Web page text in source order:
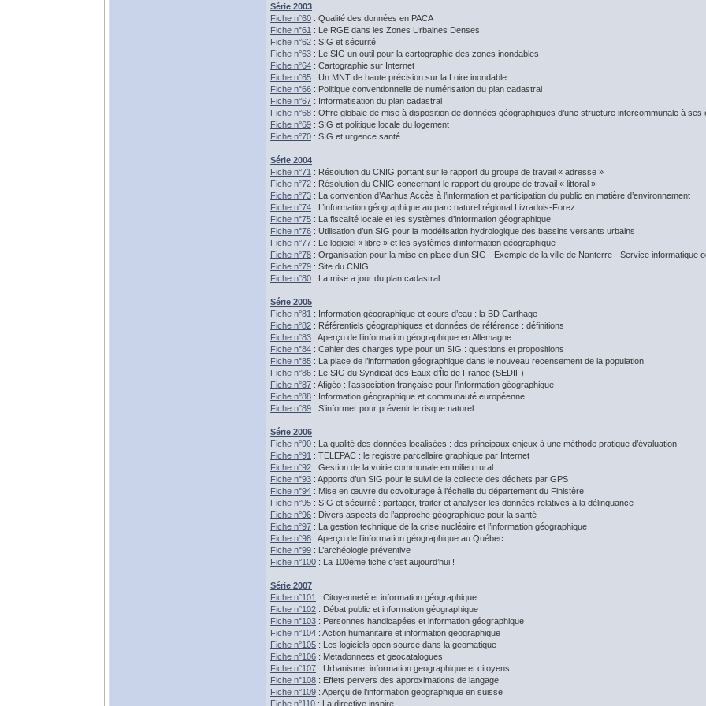
Série 2003
Fiche n°60 : Qualité des données en PACA
Fiche n°61 : Le RGE dans les Zones Urbaines Denses
Fiche n°62 : SIG et sécurité
Fiche n°63 : Le SIG un outil pour la cartographie des zones inondables
Fiche n°64 : Cartographie sur Internet
Fiche n°65 : Un MNT de haute précision sur la Loire inondable
Fiche n°66 : Politique conventionnelle de numérisation du plan cadastral
Fiche n°67 : Informatisation du plan cadastral
Fiche n°68 : Offre globale de mise à disposition de données géographiques d’une structure intercommunale à
Fiche n°69 : SIG et politique locale du logement
Fiche n°70 : SIG et urgence santé
Série 2004
Fiche n°71 : Résolution du CNIG portant sur le rapport du groupe de travail « adresse »
Fiche n°72 : Résolution du CNIG concernant le rapport du groupe de travail « littoral »
Fiche n°73 : La convention d’Aarhus Accès à l’information et participation du public en matière d’environnement
Fiche n°74 : L’information géographique au parc naturel régional Livradois-Forez
Fiche n°75 : La fiscalité locale et les systèmes d’information géographique
Fiche n°76 : Utilisation d’un SIG pour la modélisation hydrologique des bassins versants urbains
Fiche n°77 : Le logiciel « libre » et les systèmes d’information géographique
Fiche n°78 : Organisation pour la mise en place d’un SIG - Exemple de la ville de Nanterre - Service informatique
Fiche n°79 : Site du CNIG
Fiche n°80 : La mise a jour du plan cadastral
Série 2005
Fiche n°81 : Information géographique et cours d’eau : la BD Carthage
Fiche n°82 : Référentiels géographiques et données de référence : définitions
Fiche n°83 : Aperçu de l’information géographique en Allemagne
Fiche n°84 : Cahier des charges type pour un SIG : questions et propositions
Fiche n°85 : La place de l’information géographique dans le nouveau recensement de la population
Fiche n°86 : Le SIG du Syndicat des Eaux d’Île de France (SEDIF)
Fiche n°87 : Afigéo : l’association française pour l’information géographique
Fiche n°88 : Information géographique et communauté européenne
Fiche n°89 : S’informer pour prévenir le risque naturel
Série 2006
Fiche n°90 : La qualité des données localisées : des principaux enjeux à une méthode pratique d’évaluation
Fiche n°91 : TELEPAC : le registre parcellaire graphique par Internet
Fiche n°92 : Gestion de la voirie communale en milieu rural
Fiche n°93 : Apports d’un SIG pour le suivi de la collecte des déchets par GPS
Fiche n°94 : Mise en œuvre du covoiturage à l’échelle du département du Finistère
Fiche n°95 : SIG et sécurité : partager, traiter et analyser les données relatives à la délinquance
Fiche n°96 : Divers aspects de l’approche géographique pour la santé
Fiche n°97 : La gestion technique de la crise nucléaire et l’information géographique
Fiche n°98 : Aperçu de l’information géographique au Québec
Fiche n°99 : L’archéologie préventive
Fiche n°100 : La 100ème fiche c’est aujourd’hui !
Série 2007
Fiche n°101 : Citoyenneté et information géographique
Fiche n°102 : Débat public et information géographique
Fiche n°103 : Personnes handicapées et information géographique
Fiche n°104 : Action humanitaire et information geographique
Fiche n°105 : Les logiciels open source dans la geomatique
Fiche n°106 : Metadonnees et geocatalogues
Fiche n°107 : Urbanisme, information geographique et citoyens
Fiche n°108 : Effets pervers des approximations de langage
Fiche n°109 : Aperçu de l’information geographique en suisse
Fiche n°110 : La directive inspire